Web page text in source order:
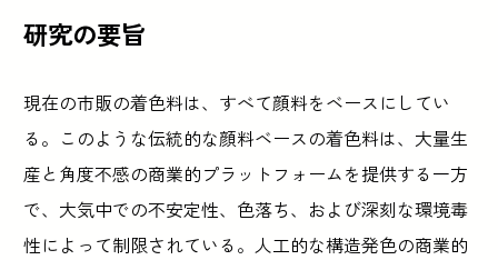
研究の要旨
現在の市販の着色料は、すべて顔料をベースにしてい
る。このような伝統的な顔料ベースの着色料は、大量生
産と角度不感の商業的プラットフォームを提供する一方
で、大気中での不安定性、色落ち、および深刻な環境毒
性によって制限されている。人工的な構造発色の商業的